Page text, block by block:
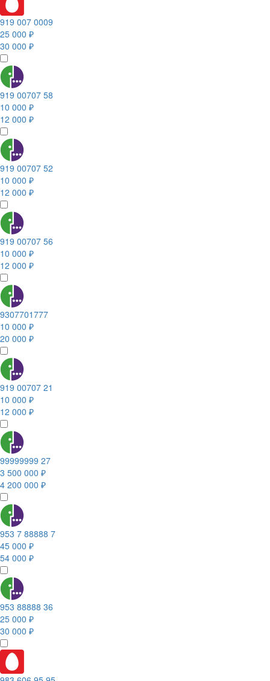
919 007 0009
25 000 ₽
30 000 ₽
919 00707 58
10 000 ₽
12 000 ₽
919 00707 52
10 000 ₽
12 000 ₽
919 00707 56
10 000 ₽
12 000 ₽
9307701777
10 000 ₽
20 000 ₽
919 00707 21
10 000 ₽
12 000 ₽
99999999 27
3 500 000 ₽
4 200 000 ₽
953 7 88888 7
45 000 ₽
54 000 ₽
953 88888 36
25 000 ₽
30 000 ₽